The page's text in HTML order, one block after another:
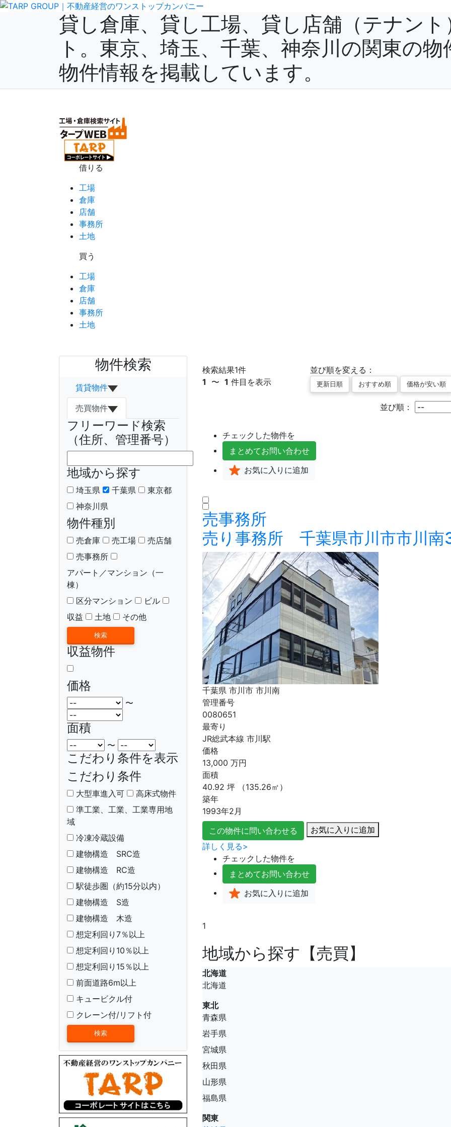
貸し倉庫、貸し工場、貸し店舗（テナント
ト。東京、埼玉、千葉、神奈川の関東の
物件情報を掲載しています。
借りる
工場
倉庫
店舗
事務所
土地
買う
工場
倉庫
店舗
事務所
土地
物件検索
賃貸物件
売買物件
フリーワード検索
（住所、管理番号）
地域から探す
埼玉県 千葉県
東京都
神奈川県
物件種別
売倉庫 売工場
売店舗
売事務所
アパート／マンション（一
棟）
区分マンション
ビル
収益
土地 その他
収益物件
価格
〜
面積
〜
こだわり条件を表示
こだわり条件
大型車進入可
高床式物件
準工業、工業、工業専用地
域
冷凍冷蔵設備
建物構造 SRC造
建物構造 RC造
駅徒歩圏（約15分以内）
建物構造 S造
建物構造 木造
想定利回り7％以上
想定利回り10％以上
想定利回り15％以上
前面道路6m以上
キュービクル付
クレーン付/リフト付
検索結果1件
1 〜 1 件目を表示
並び順を変える：
並び順：
チェックした物件を
まとめてお問い合わせ
お気に入り に追加
売事務所
売り事務所 千葉県市川市市川南
千葉県 市川市 市川南
管理番号
0080651
最寄り
JR総武本線 市川駅
価格
13,000 万円
面積
40.92 坪 （135.26㎡）
築年
1993年2月
この物件に問い合わせる
お気に入りに追加
詳しく見る>
チェックした物件を
まとめてお問い合わせ
お気に入り に追加
1
地域から探す【売買】
北海道
北海道
東北
青森県
岩手県
宮城県
秋田県
山形県
福島県
関東